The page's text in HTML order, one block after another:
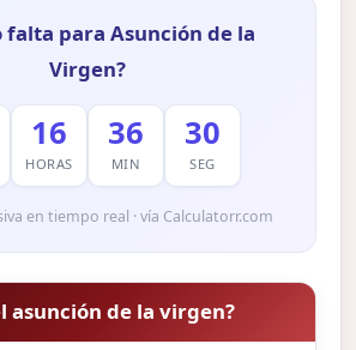
falta para Asunción de la
Virgen?
16
HORAS
36
MIN
29
SEG
en tiempo real · vía Calculatorr.com
asunción de la virgen?